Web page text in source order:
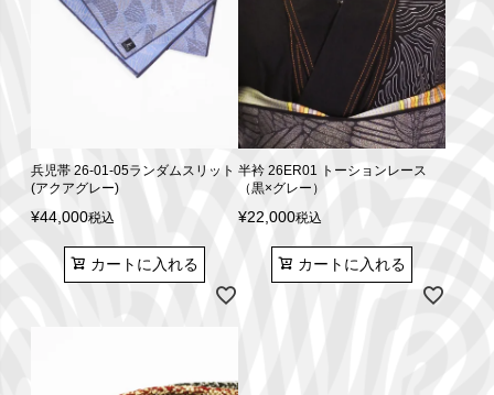
兵児帯 26-01-05ランダムスリット
(アクアグレー)
¥44,000税込
カートに入れる
半衿 26ER01 トーションレース
（黒×グレー）
¥22,000税込
カートに入れる